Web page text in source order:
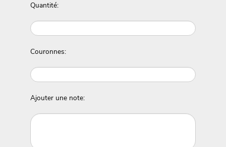
Quantité:
Couronnes:
Ajouter une note: